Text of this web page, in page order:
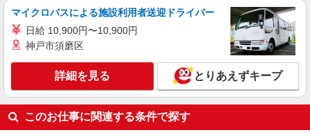
マイクロバスによる施設利用者送迎ドライバー
日給 10,900円〜10,900円
神戸市須磨区
詳細を見る とりあえずキープ
このお仕事に関連する条件で探す